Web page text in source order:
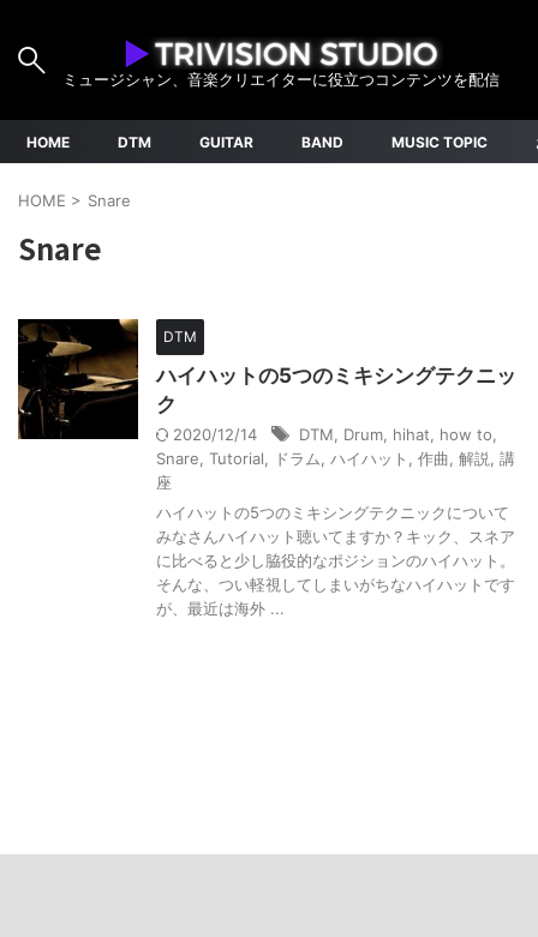
ミュージシャン、音楽クリエイターに役立つコンテンツを配信
HOME DTM GUITAR BAND MUSIC TOPIC
HOME > Snare
Snare
DTM
ハイハットの5つのミキシングテクニッ
ク
2020/12/14 DTM Drum hihat how to
Snare Tutorial ドラム ハイハット 作曲 解説
講
座
ハイハットの5つのミキシングテクニックについて
みなさんハイハット聴いてますか？キック、スネア
に比べると少し脇役的なポジションのハイハット。
そんな、つい軽視してしまいがちなハイハットです
が、最近は海外 ...